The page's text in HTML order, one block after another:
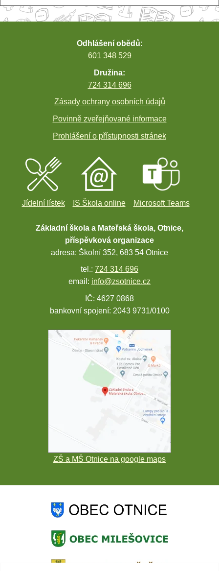
Odhlášení obědů:
601 348 529
Družina:
724 314 696
Zásady ochrany osobních údajů
Povinně zveřejňované informace
Prohlášení o přístupnosti stránek
Jídelní lístek IS Škola online Microsoft Teams
Základní škola a Mateřská škola, Otnice,
příspěvková organizace
adresa: Školní 352, 683 54 Otnice
tel.: 724 314 696
email: info@zsotnice.cz
IČ: 4627 0868
bankovní spojení: 2043 9731/0100
ZŠ a MŠ Otnice na google maps